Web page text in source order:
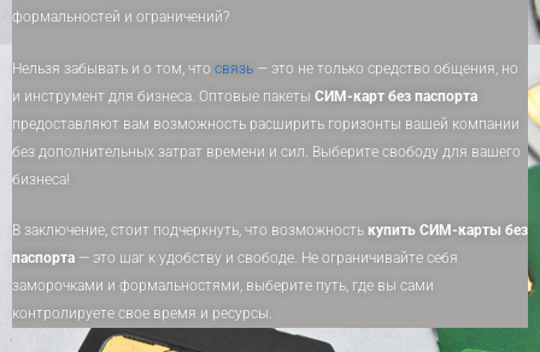
формальностей и ограничений?
Нельзя забывать и о том, что связь — это не только средство общения, но
и инструмент для бизнеса. Оптовые пакеты СИМ-карт без паспорта
предоставляют вам возможность расширить горизонты вашей компании
без дополнительных затрат времени и сил. Выберите свободу для вашего
бизнеса!
В заключение, стоит подчеркнуть, что возможность купить СИМ-карты без
паспорта — это шаг к удобству и свободе. Не ограничивайте себя
заморочками и формальностями, выберите путь, где вы сами
контролируете свое время и ресурсы.